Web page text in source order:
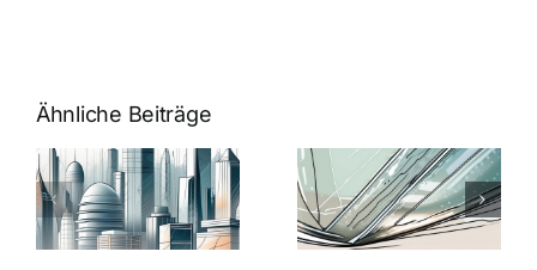
Ähnliche Beiträge
5 Gründe,
warum
Nanoversiegelung
auf Glas
7
Expertentipps
für maximale